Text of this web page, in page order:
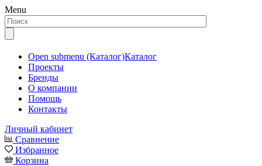
Menu
Open submenu (Каталог)Каталог
Проекты
Бренды
О компании
Помощь
Контакты
Личный кабинет
Сравнение
Избранное
Корзина